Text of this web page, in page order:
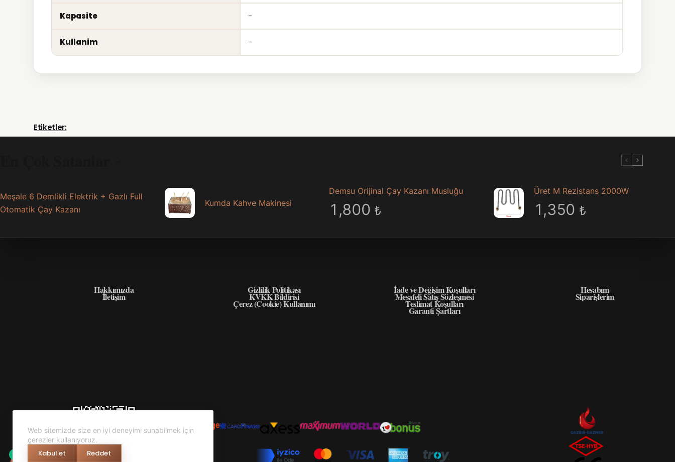
Web sitemizde size en iyi deneyimi sunabilmek için
çerezler kullanıyoruz.
Kabul et Reddet
Kapasite -
Kullanim -
Etiketler:
Meşale 6 Demlikli Elektrik + Gazlı Full
Otomatik Çay Kazanı
Kumda Kahve Makinesi
Demsu Orijinal Çay Kazanı Musluğu
1,800 ₺
Üret M Rezistans 2000W
1,350 ₺
Hakkımızda
İletişim
Gizlilik Politikası
KVKK Bildirisi
Çerez (Cookie) Kullanımı
İade ve Değişim Koşulları
Mesafeli Satış Sözleşmesi
Teslimat Koşulları
Garanti Şartları
Hesabım
Siparişlerim